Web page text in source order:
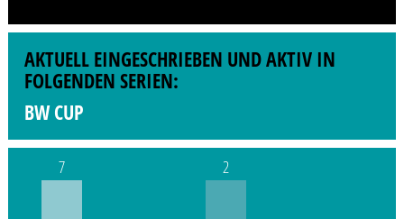
AKTUELL EINGESCHRIEBEN UND AKTIV IN
FOLGENDEN SERIEN:
BW CUP
7 2